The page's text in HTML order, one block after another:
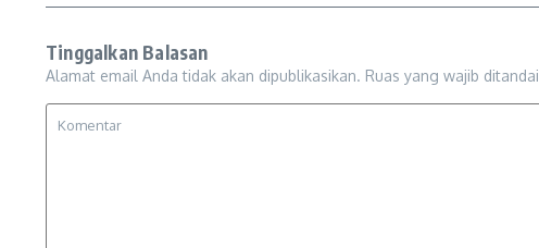
Tinggalkan Balasan
Alamat email Anda tidak akan dipublikasikan. Ruas yang wajib ditandai